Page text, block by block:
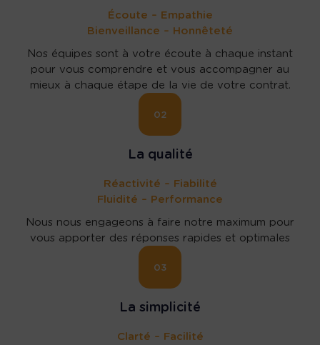
Écoute – Empathie
Bienveillance – Honnêteté
Nos équipes sont à votre écoute à chaque instant
pour vous comprendre et vous accompagner au
mieux à chaque étape de la vie de votre contrat.
02
La qualité
Réactivité – Fiabilité
Fluidité – Performance
Nous nous engageons à faire notre maximum pour
vous apporter des réponses rapides et optimales
03
La simplicité
Clarté – Facilité